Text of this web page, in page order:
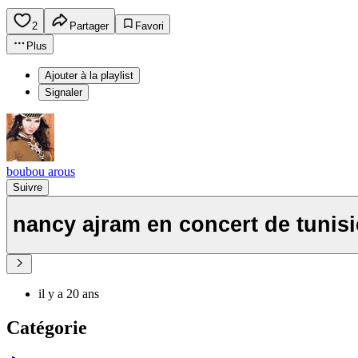
2 Partager
Favori
Plus
Ajouter à la playlist
Signaler
boubou arous
Suivre
nancy ajram en concert de
il y a 20 ans
Catégorie